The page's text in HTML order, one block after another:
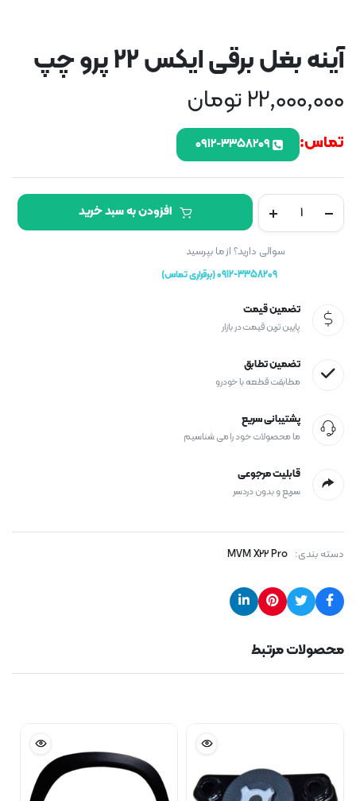
آینه بغل برقی ایکس 22 پرو چپ
22,000,000تومان
تماس: ۰۹۱۲-۳۳۵۸۲۰۹
بغل
برقی
تعداد
افزودن به سبد خرید
سوالی دارید؟ از ما بپرسید
0912-3358209 (برقراری تماس)
تضمین قیمت
پایین ترین قیمت در بازار
تضمین تطابق
مطابقت قطعه با خودرو
پشتیبانی سریع
ما محصولات خود را می شناسیم
قابلیت مرجوعی
سریع و بدون دردسر
دسته بندی: MVM X22 Pro
محصولات مرتبط